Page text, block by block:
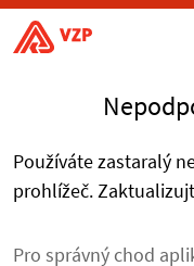
Používáte zastaralý
prohlížeč.
Pro správný chod